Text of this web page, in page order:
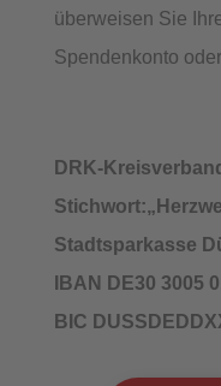
überweisen Sie
Spendenkonto
DRK-
Stadtsparkasse
IBAN DE30 3005
BIC